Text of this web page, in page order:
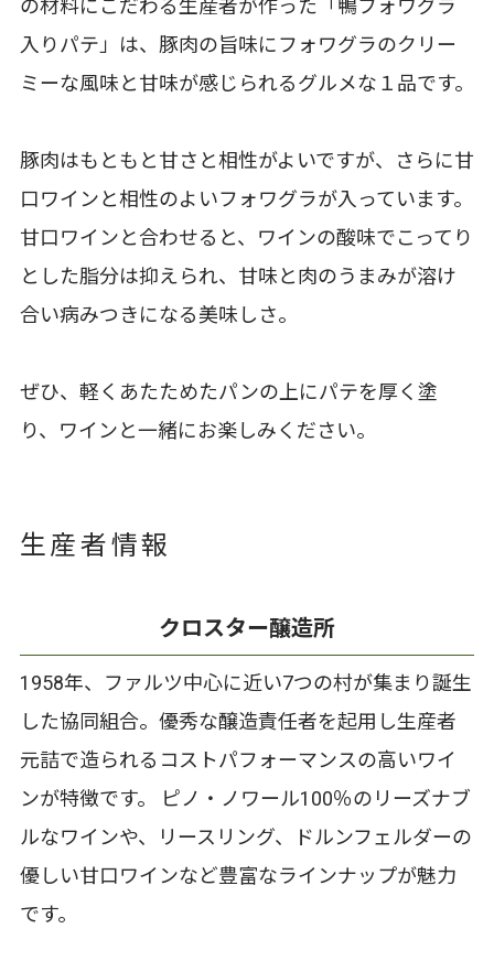
の材料にこだわる生産者が作った「鴨フォワグラ
入りパテ」は、豚肉の旨味にフォワグラのクリー
ミーな風味と甘味が感じられるグルメな１品です。
豚肉はもともと甘さと相性がよいですが、さらに甘
口ワインと相性のよいフォワグラが入っています。
甘口ワインと合わせると、ワインの酸味でこってり
とした脂分は抑えられ、甘味と肉のうまみが溶け
合い病みつきになる美味しさ。
ぜひ、軽くあたためたパンの上にパテを厚く塗
り、ワインと一緒にお楽しみください。
生産者情報
クロスター醸造所
1958年、ファルツ中心に近い7つの村が集まり誕生
した協同組合。優秀な醸造責任者を起用し生産者
元詰で造られるコストパフォーマンスの高いワイ
ンが特徴です。 ピノ・ノワール100％のリーズナブ
ルなワインや、リースリング、ドルンフェルダーの
優しい甘口ワインなど豊富なラインナップが魅力
です。